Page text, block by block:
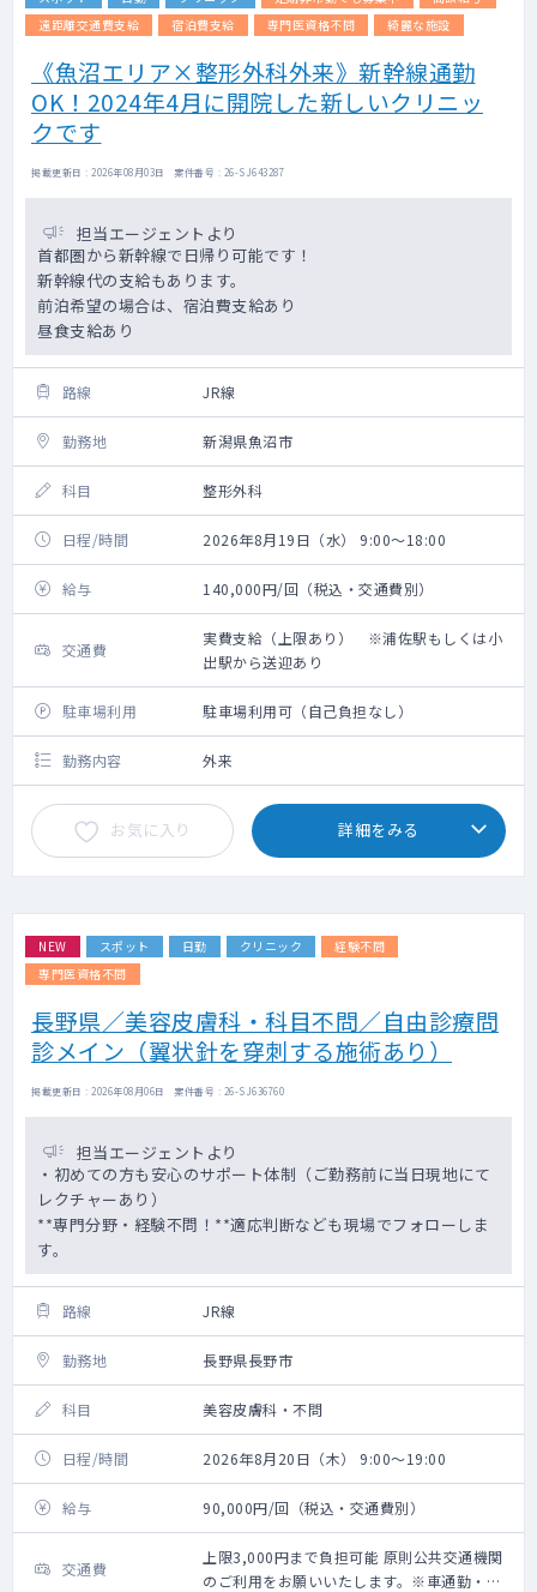
遠距離交通費支給
宿泊費支給 専門医資格不問 綺麗な施設
《魚沼エリア×整形外科外来》新幹線通勤
OK！2024年4月に開院した新しいクリニッ
クです
掲載更新日 : 2026年08月03日 案件番号 : 26-SJ643287
担当エージェントより
首都圏から新幹線で日帰り可能です！
新幹線代の支給もあります。
前泊希望の場合は、宿泊費支給あり
昼食支給あり
路線 JR線
勤務地 新潟県魚沼市
科目 整形外科
日程/時間 2026年8月19日（水） 9:00～18:00
給与 140,000円/回（税込・交通費別）
交通費
実費支給（上限あり） ※浦佐駅もしくは小
出駅から送迎あり
駐車場利用 駐車場利用可（自己負担なし）
勤務内容 外来
お気に入り 詳細をみる
NEW スポット 日勤 クリニック
経験不問
専門医資格不問
長野県／美容皮膚科・科目不問／自由診療問
診メイン（翼状針を穿刺する施術あり）
掲載更新日 : 2026年08月06日 案件番号 : 26-SJ636760
担当エージェントより
・初めての方も安心のサポート体制（ご勤務前に当日現地にて
レクチャーあり）
**専門分野・経験不問！**適応判断なども現場でフォローしま
す。
路線 JR線
勤務地 長野県長野市
科目 美容皮膚科・不問
日程/時間 2026年8月20日（木） 9:00～19:00
給与 90,000円/回（税込・交通費別）
交通費
上限3,000円まで負担可能 原則公共交通機関
のご利用をお願いいたします。※車通勤・タ